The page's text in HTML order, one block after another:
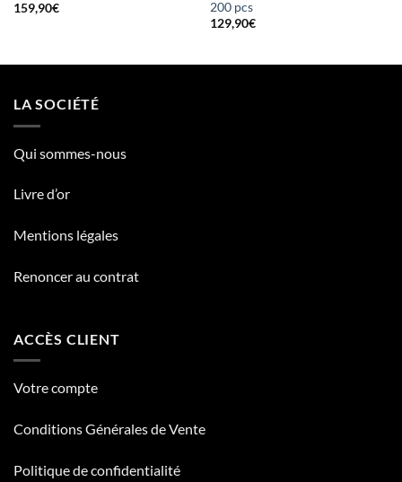
159,90€
200 pcs
129,90€
LA SOCIÉTÉ
Qui sommes-nous
Livre d’or
Mentions légales
Renoncer au contrat
ACCÈS CLIENT
Votre compte
Conditions Générales de Vente
Politique de confidentialité